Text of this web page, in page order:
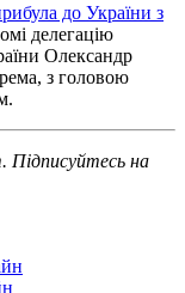
до України з
делегацію
Олександр
з головою
Підписуйтесь на